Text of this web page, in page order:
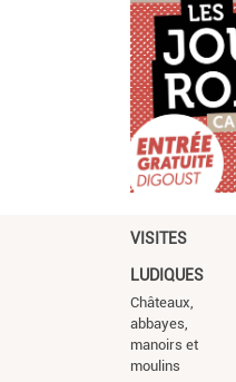
VISITES
LUDIQUES
Châteaux,
abbayes,
manoirs et
moulins